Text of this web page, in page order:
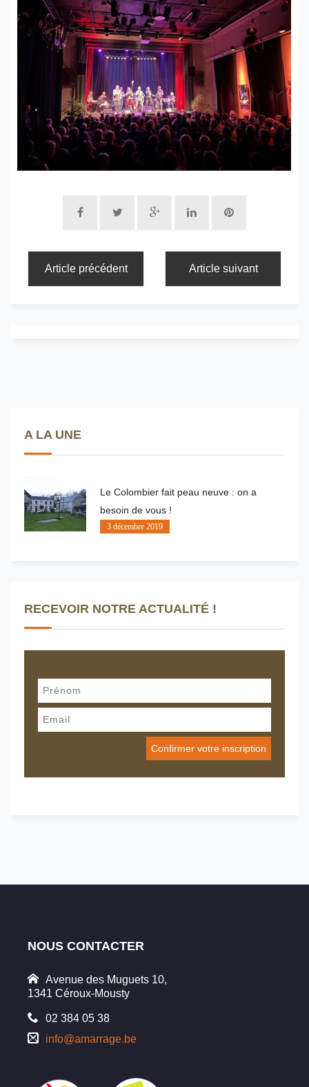
Article précédent Article suivant
A LA UNE
Le Colombier fait peau neuve : on a
besoin de vous !
3 décembre 2019
RECEVOIR NOTRE ACTUALITÉ !
NOUS CONTACTER
Avenue des Muguets 10,
1341 Céroux-Mousty
02 384 05 38
info@amarrage.be